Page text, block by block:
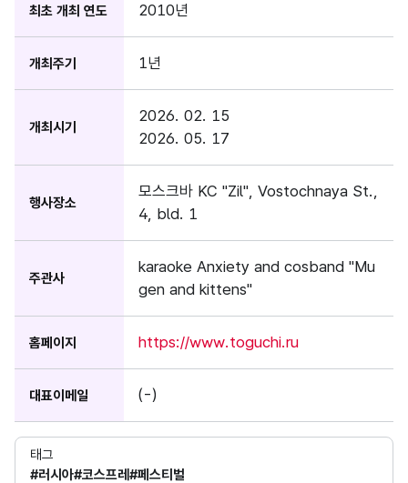
최초 개최 연도 2010년
개최주기 1년
개최시기
2026. 02. 15
2026. 05. 17
행사장소
모스크바 KC "Zil", Vostochnaya St.,
4, bld. 1
주관사
karaoke Anxiety and cosband "Mu
gen and kittens"
홈페이지 https://www.toguchi.ru
대표이메일 (-)
태그
#러시아#코스프레#페스티벌